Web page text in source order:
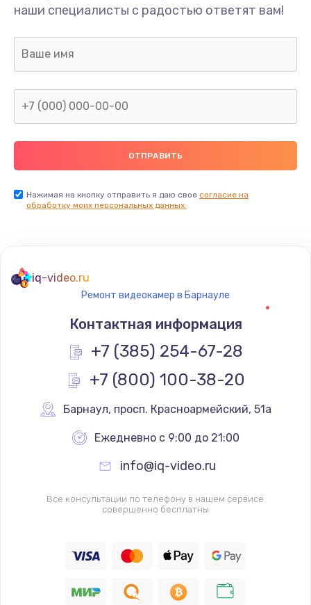
наши специалисты с радостью ответят вам!
Нажимая на кнопку отправить я даю свое согласие на
обработку моих персональных данных.
iq-video.ru
Ремонт видеокамер в Барнауле
Контактная информация
+7 (385) 254-67-28
+7 (800) 100-38-20
Барнаул, просп. Красноармейский, 51а
Ежедневно с 9:00 до 21:00
info@iq-video.ru
Все консультации по телефону в нашем сервисе
совершенно бесплатны